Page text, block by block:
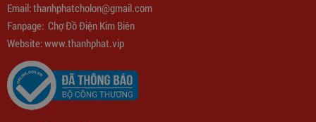
Email:thanhphatcholon@gmail.com
Fanpage: Chợ Đồ Điện Kim Biên
Website: www.thanhphat.vip